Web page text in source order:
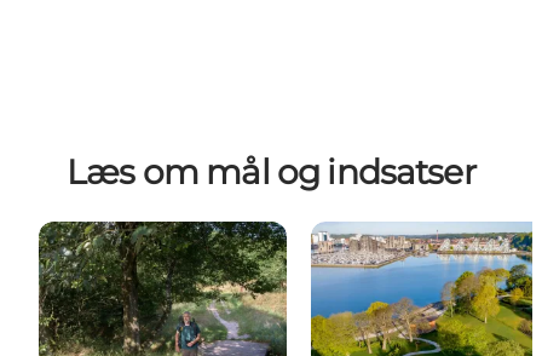
Læs om mål og indsatser